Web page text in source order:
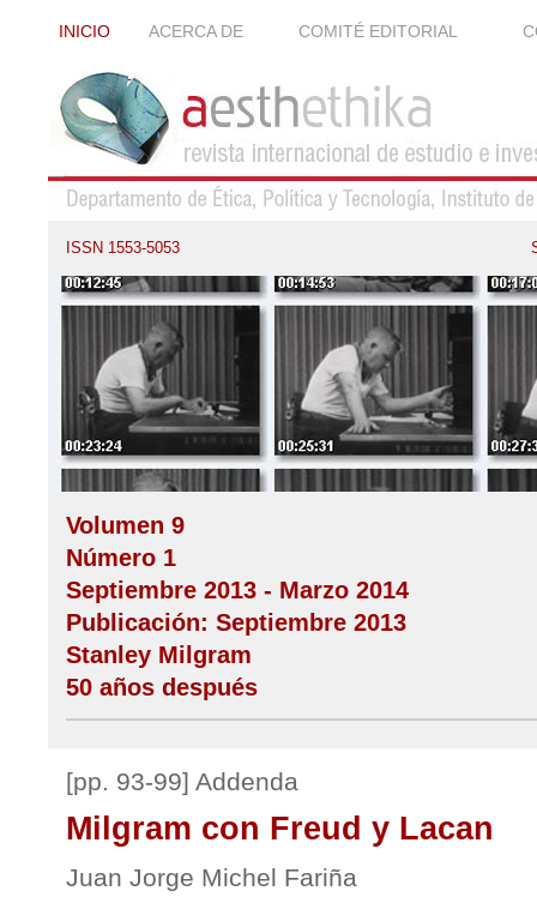
INICIO ACERCA DE COMITÉ EDITORIAL
ISSN 1553-5053
Volumen 9
Número 1
Septiembre 2013 - Marzo 2014
Publicación: Septiembre 2013
Stanley Milgram
50 años después
[pp. 93-99] Addenda
Milgram con Freud y Lacan
Juan Jorge Michel Fariña